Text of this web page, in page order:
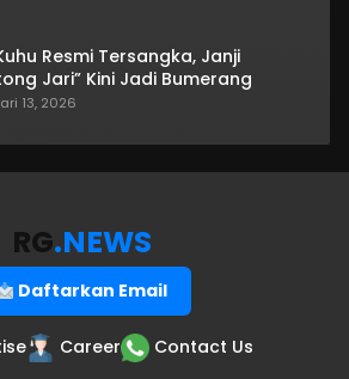
Resmi Tersangka, Janji
Jari” Kini Jadi Bumerang
13, 2026
RG.NEWS
Daftarkan Email
Career Contact Us